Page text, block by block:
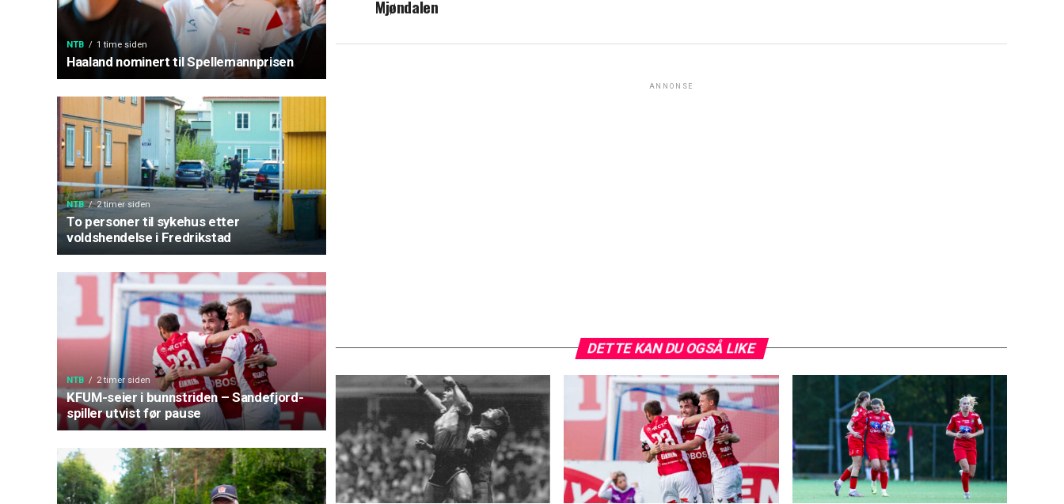
NTB 1 time siden
Haaland nominert til Spellemannprisen
NTB 2 timer siden
To personer til sykehus etter
voldshendelse i Fredrikstad
NTB 2 timer siden
KFUM-seier i bunnstriden – Sandefjord-
spiller utvist før pause
Mjøndalen
ANNONSE
DETTE KAN DU OGSÅ LIKE